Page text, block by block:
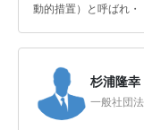
動的措置）と呼ばれ・
杉浦隆幸
一般社団